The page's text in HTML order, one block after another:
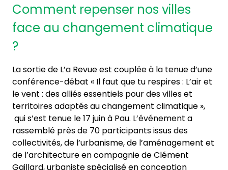
Comment repenser nos villes
face au changement climatique
?
La sortie de L’a Revue est couplée à la tenue d’une
conférence-débat « Il faut que tu respires : L’air et
le vent : des alliés essentiels pour des villes et
territoires adaptés au changement climatique »,
qui s’est tenue le 17 juin à Pau. L’événement a
rassemblé près de 70 participants issus des
collectivités, de l’urbanisme, de l’aménagement et
de l’architecture en compagnie de Clément
Gaillard, urbaniste spécialisé en conception